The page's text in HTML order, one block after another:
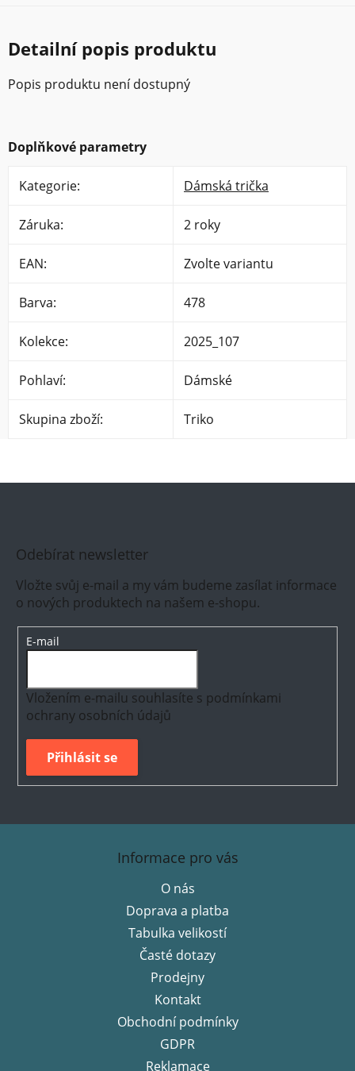
Detailní popis produktu
Popis produktu není dostupný
Doplňkové parametry
Kategorie: Dámská trička
Záruka: 2 roky
EAN: Zvolte variantu
Barva: 478
Kolekce: 2025_107
Pohlaví: Dámské
Skupina zboží: Triko
Odebírat newsletter
Vložte svůj e-mail a my vám budeme zasílat informace
o nových produktech na našem e-shopu.
E-mail
Vložením e-mailu souhlasíte s podmínkami
ochrany osobních údajů
Přihlásit se
Z
Informace pro vás
O nás
Doprava a platba
Tabulka velikostí
Časté dotazy
Prodejny
Kontakt
Obchodní podmínky
GDPR
Reklamace